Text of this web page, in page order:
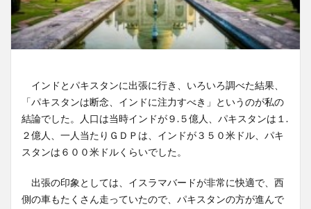
インドとパキスタンに出張に行き、いろいろ調べた結果、
「パキスタンは断念、インドに注力すべき」というのが私の
結論でした。人口は当時インドが９.５億人、パキスタンは１.
２億人、一人当たりＧＤＰは、インドが３５０米ドル、パキ
スタンは６００米ドルくらいでした。
出張の印象としては、イスラマバードが非常に快適で、西
側の車もたくさん走っていたので、パキスタンの方が進んで